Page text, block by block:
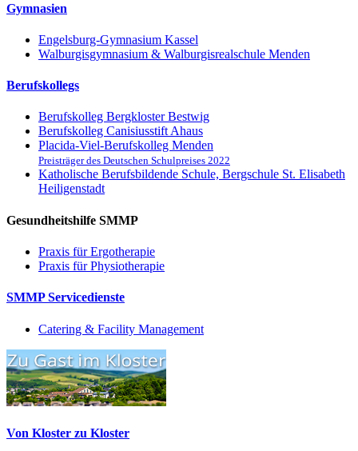
Gymnasien
Engelsburg-Gymnasium Kassel
Walburgisgymnasium & Walburgisrealschule Menden
Berufskollegs
Berufskolleg Bergkloster Bestwig
Berufskolleg Canisiusstift Ahaus
Placida-Viel-Berufskolleg Menden
Preisträger des Deutschen Schulpreises 2022
Katholische Berufsbildende Schule, Bergschule St. Elisabeth
Heiligenstadt
Gesundheitshilfe SMMP
Praxis für Ergo­therapie
Praxis für Physio­therapie
SMMP Servicedienste
Catering & Facility Management
Von Kloster zu Kloster